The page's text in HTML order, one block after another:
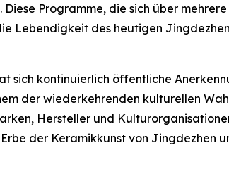
Programme, die sich über
Lebendigkeit des heutigen
sich kontinuierlich öffentliche
der wiederkehrenden kulturellen
Hersteller und
der Keramikkunst von Jingdezhen